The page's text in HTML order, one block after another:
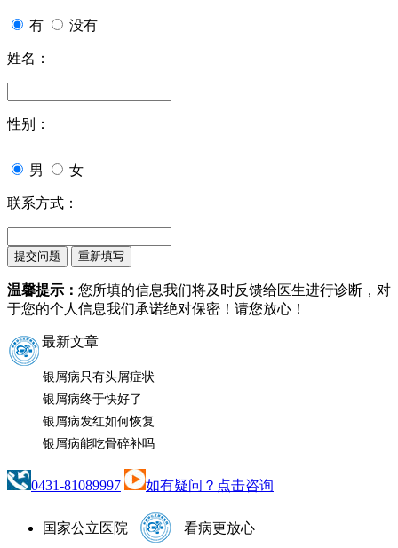
有 没有
姓名：
性别：
男 女
联系方式：
温馨提示： 您所填的信息我们将及时反馈给医生进行诊断，对
于您的个人信息我们承诺绝对保密！请您放心！
最新文章
银屑病只有头屑症状
银屑病终于快好了
银屑病发红如何恢复
银屑病能吃骨碎补吗
0431-81089997 如有疑问？点击咨询
国家公立医院 看病更放心